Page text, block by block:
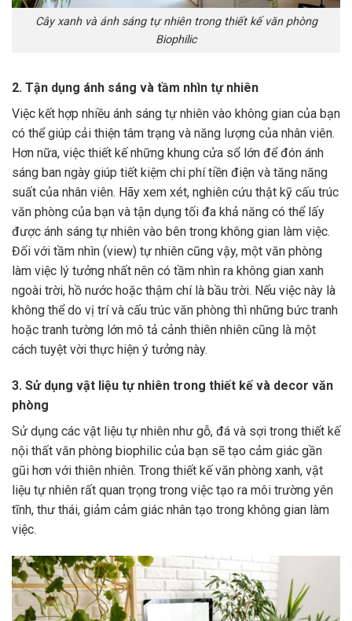
Cây xanh và ánh sáng tự nhiên trong thiết kế văn phòng
Biophilic
2. Tận dụng ánh sáng và tầm nhìn tự nhiên
Việc kết hợp nhiều ánh sáng tự nhiên vào không gian của bạn
có thể giúp cải thiện tâm trạng và năng lượng của nhân viên.
Hơn nữa, việc thiết kế những khung cửa sổ lớn để đón ánh
sáng ban ngày giúp tiết kiệm chi phí tiền điện và tăng năng
suất của nhân viên. Hãy xem xét, nghiên cứu thật kỹ cấu trúc
văn phòng của bạn và tận dụng tối đa khả năng có thể lấy
được ánh sáng tự nhiên vào bên trong không gian làm việc.
Đối với tầm nhìn (view) tự nhiên cũng vậy, một văn phòng
làm việc lý tưởng nhất nên có tầm nhìn ra không gian xanh
ngoài trời, hồ nước hoặc thậm chí là bầu trời. Nếu việc này là
không thể do vị trí và cấu trúc văn phòng thì những bức tranh
hoặc tranh tường lớn mô tả cảnh thiên nhiên cũng là một
cách tuyệt vời thực hiện ý tưởng này.
3. Sử dụng vật liệu tự nhiên trong thiết kế và decor văn
phòng
Sử dụng các vật liệu tự nhiên như gỗ, đá và sợi trong thiết kế
nội thất văn phòng biophilic của bạn sẽ tạo cảm giác gần
gũi hơn với thiên nhiên. Trong thiết kế văn phòng xanh, vật
liệu tự nhiên rất quan trọng trong việc tạo ra môi trường yên
tĩnh, thư thái, giảm cảm giác nhân tạo trong không gian làm
việc.